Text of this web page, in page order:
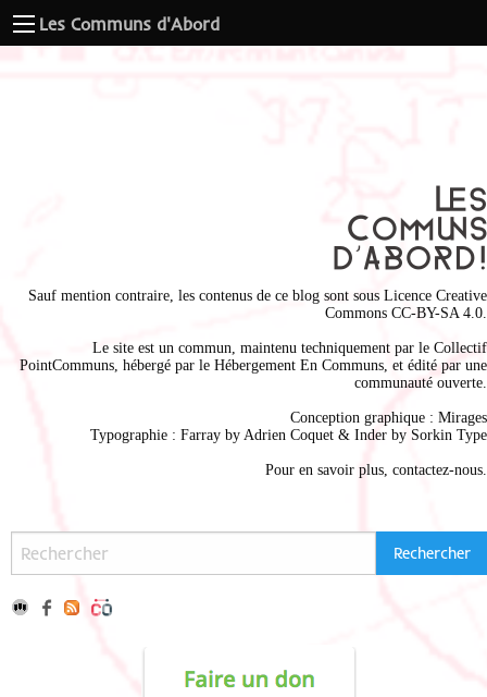
Les Communs d'Abord
Sauf mention contraire, les contenus de ce blog sont sous Licence Creative
Commons CC-BY-SA 4.0
Le site est un commun, maintenu techniquement par le Collectif
PointCommuns , hébergé par le Hébergement En Communs , et édité par une
communauté ouverte.
Conception graphique : Mirages
Typographie : Farray by Adrien Coquet & Inder by Sorkin Type
Pour en savoir plus, contactez-nous